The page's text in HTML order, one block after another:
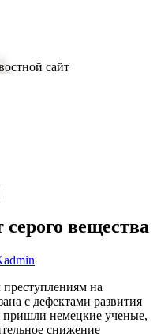
сайт
вещества
на
с дефектами развития
пришли немецкие ученые,
снижение